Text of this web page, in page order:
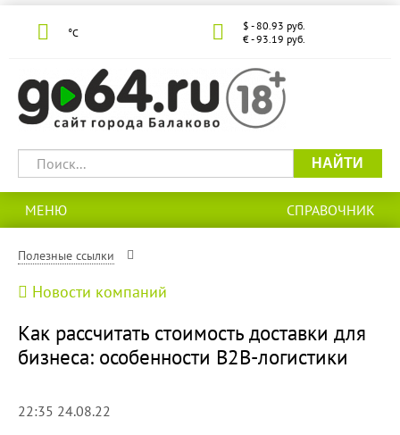
°С
$ - 80.93 руб.
€ - 93.19 руб.
НАЙТИ
МЕНЮ СПРАВОЧНИК
Полезные ссылки
Новости компаний
Как рассчитать стоимость доставки для
бизнеса: особенности B2B-логистики
22:35 24.08.22